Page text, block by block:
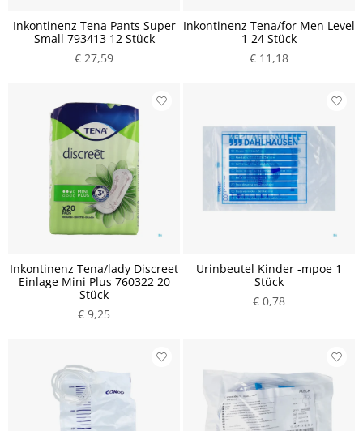
Inkontinenz Tena Pants Super
Small 793413 12 Stück
€ 27,59
Inkontinenz Tena/for Men Level
1 24 Stück
€ 11,18
Inkontinenz Tena/lady Discreet
Einlage Mini Plus 760322 20
Stück
€ 9,25
Urinbeutel Kinder -mpoe 1
Stück
€ 0,78